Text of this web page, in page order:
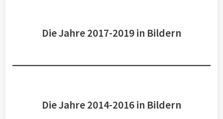
Die Jahre 2017-2019 in Bildern
Die Jahre 2014-2016 in Bildern